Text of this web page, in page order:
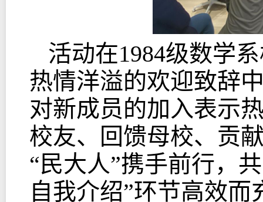
活动在1984级数学系
热情洋溢的欢迎致辞
对新成员的加入表示
校友、回馈母校、贡
“民大人”携手前行，
自我介绍”环节高效